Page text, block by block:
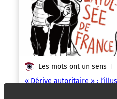
Les mots ont un sens |
« Dérive autoritaire » :